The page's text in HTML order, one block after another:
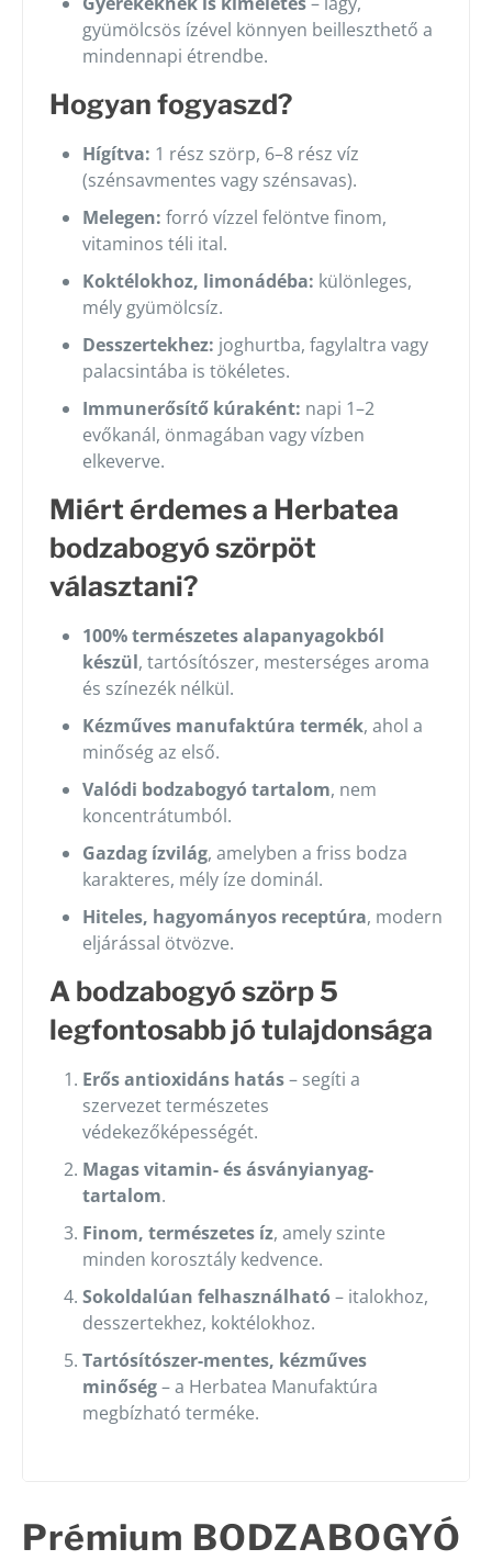
gyümölcsös ízével könnyen beilleszthető a
mindennapi étrendbe.
Hogyan fogyaszd?
Hígítva: 1 rész szörp, 6–8 rész víz
(szénsavmentes vagy szénsavas).
Melegen: forró vízzel felöntve finom,
vitaminos téli ital.
Koktélokhoz, limonádéba: különleges,
mély gyümölcsíz.
Desszertekhez: joghurtba, fagylaltra vagy
palacsintába is tökéletes.
Immunerősítő kúraként: napi 1–2
evőkanál, önmagában vagy vízben
elkeverve.
Miért érdemes a Herbatea
bodzabogyó szörpöt
választani?
100% természetes alapanyagokból
készül, tartósítószer, mesterséges aroma
és színezék nélkül.
Kézműves manufaktúra termék, ahol a
minőség az első.
Valódi bodzabogyó tartalom, nem
koncentrátumból.
Gazdag ízvilág, amelyben a friss bodza
karakteres, mély íze dominál.
Hiteles, hagyományos receptúra, modern
eljárással ötvözve.
A bodzabogyó szörp 5
legfontosabb jó tulajdonsága
Erős antioxidáns hatás– segíti a
szervezet természetes
védekezőképességét.
Magas vitamin- és ásványianyag-
tartalom.
Finom, természetes íz, amely szinte
minden korosztály kedvence.
Sokoldalúan felhasználható – italokhoz,
desszertekhez, koktélokhoz.
Tartósítószer-mentes, kézműves
minőség– a Herbatea Manufaktúra
megbízható terméke.
Prémium BODZABOGYÓ